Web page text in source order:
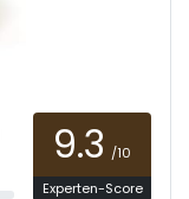
9.3 /10
Experten-Score